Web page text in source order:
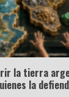
la tierra
la